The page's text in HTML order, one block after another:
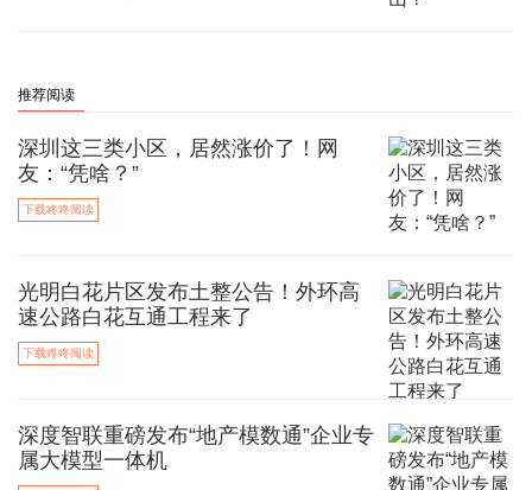
推荐阅读
深圳这三类小区，居然涨价了！网
友：“凭啥？”
下载咚咚阅读
光明白花片区发布土整公告！外环高
速公路白花互通工程来了
下载咚咚阅读
深度智联重磅发布“地产模数通”企业专
属大模型一体机